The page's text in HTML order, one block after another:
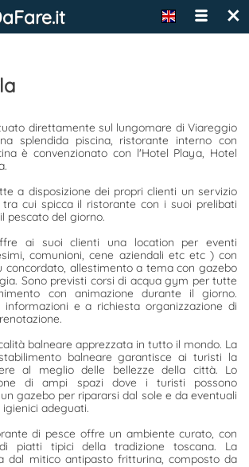
×
direttamente sul lungomare di Viareggio
splendida piscina, ristorante interno con
è convenzionato con l'Hotel Playa, Hotel
a disposizione dei propri clienti un servizio
cui spicca il ristorante con i suoi prelibati
pescato del giorno.
ai suoi clienti una location per eventi
comunioni, cene aziendali etc etc ) con
concordato, allestimento a tema con gazebo
Sono previsti corsi di acqua gym per tutte
con animazione durante il giorno.
e a richiesta organizzazione di
balneare apprezzata in tutto il mondo. La
balneare garantisce ai turisti la
al meglio delle bellezze della città. Lo
di ampi spazi dove i turisti possono
gazebo per ripararsi dal sole e da eventuali
adeguati.
di pesce offre un ambiente curato, con
piatti tipici della tradizione toscana. La
dal mitico antipasto fritturina, composto da